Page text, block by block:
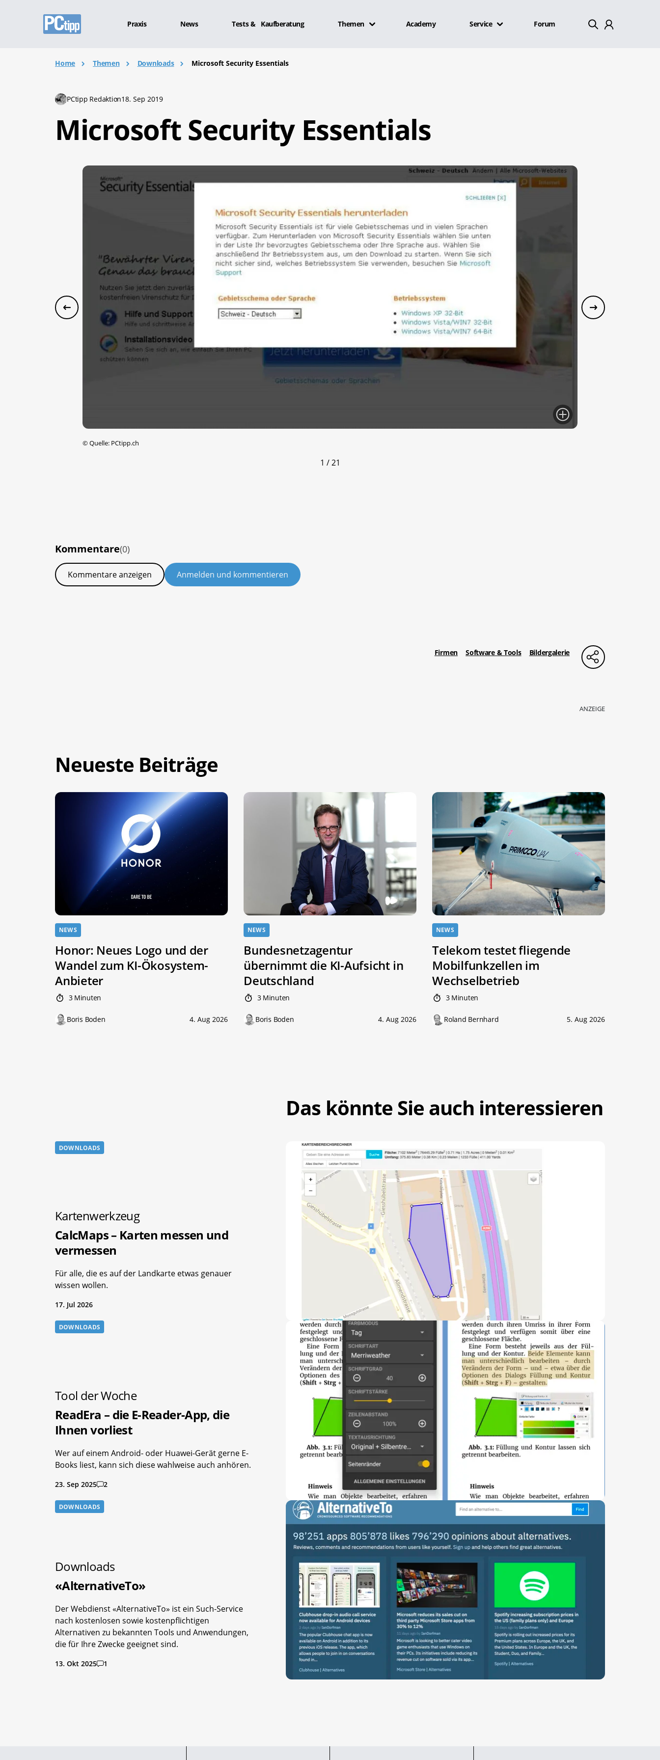
Praxis News Tests & Kaufberatung Themen Academy Service Forum
Home Themen Downloads Microsoft Security Essentials
PCtipp Redaktion18. Sep 2019
Microsoft Security Essentials
©Quelle: PCtipp.ch
1 / 21
Kommentare(0)
Kommentare anzeigen Anmelden und kommentieren
Firmen Software & Tools Bildergalerie
ANZEIGE
Neueste Beiträge
NEWS
Honor: Neues Logo und der
Wandel zum KI-Ökosystem-
Anbieter
3 Minuten
Boris Boden 4. Aug 2026
NEWS
Bundesnetzagentur
übernimmt die KI-Aufsicht in
Deutschland
3 Minuten
Boris Boden 4. Aug 2026
NEWS
Telekom testet fliegende
Mobilfunkzellen im
Wechselbetrieb
3 Minuten
Roland Bernhard 5. Aug 2026
Das könnte Sie auch interessieren
DOWNLOADS
Kartenwerkzeug
CalcMaps – Karten messen und
vermessen
Für alle, die es auf der Landkarte etwas genauer
wissen wollen.
17. Jul 2026
DOWNLOADS
Tool der Woche
ReadEra – die E-Reader-App, die
Ihnen vorliest
Wer auf einem Android- oder Huawei-Gerät gerne E-
Books liest, kann sich diese wahlweise auch anhören.
23. Sep 2025 2
DOWNLOADS
Downloads
«AlternativeTo»
Der Webdienst «AlternativeTo» ist ein Such-Service
nach kostenlosen sowie kostenpflichtigen
Alternativen zu bekannten Tools und Anwendungen,
die für Ihre Zwecke geeignet sind.
13. Okt 2025 1